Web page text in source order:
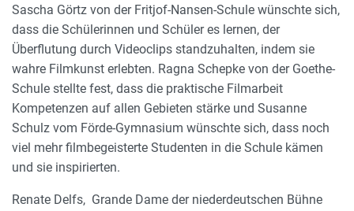
Sascha Görtz von der Fritjof-Nansen-Schule wünschte sich,
dass die Schülerinnen und Schüler es lernen, der
Überflutung durch Videoclips standzuhalten, indem sie
wahre Filmkunst erlebten. Ragna Schepke von der Goethe-
Schule stellte fest, dass die praktische Filmarbeit
Kompetenzen auf allen Gebieten stärke und Susanne
Schulz vom Förde-Gymnasium wünschte sich, dass noch
viel mehr filmbegeisterte Studenten in die Schule kämen
und sie inspirierten.
Renate Delfs, Grande Dame der niederdeutschen Bühne